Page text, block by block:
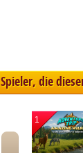
Spieler, die
1